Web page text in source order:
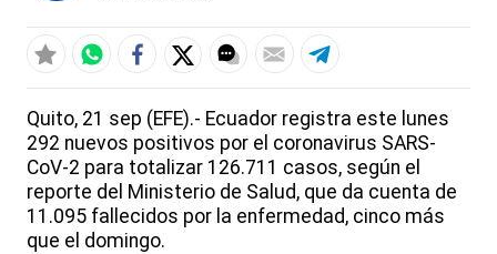
Quito, 21 sep (EFE).- Ecuador registra este lunes
292 nuevos positivos por el coronavirus SARS-
CoV-2 para totalizar 126.711 casos, según el
reporte del Ministerio de Salud, que da cuenta de
11.095 fallecidos por la enfermedad, cinco más
que el domingo.